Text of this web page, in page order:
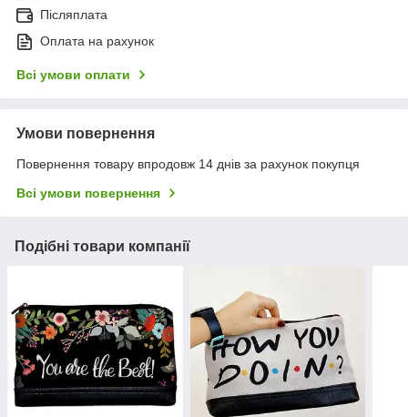
Післяплата
Оплата на рахунок
Всі умови оплати
Умови повернення
Повернення товару впродовж 14 днів за рахунок покупця
Всі умови повернення
Подібні товари компанії